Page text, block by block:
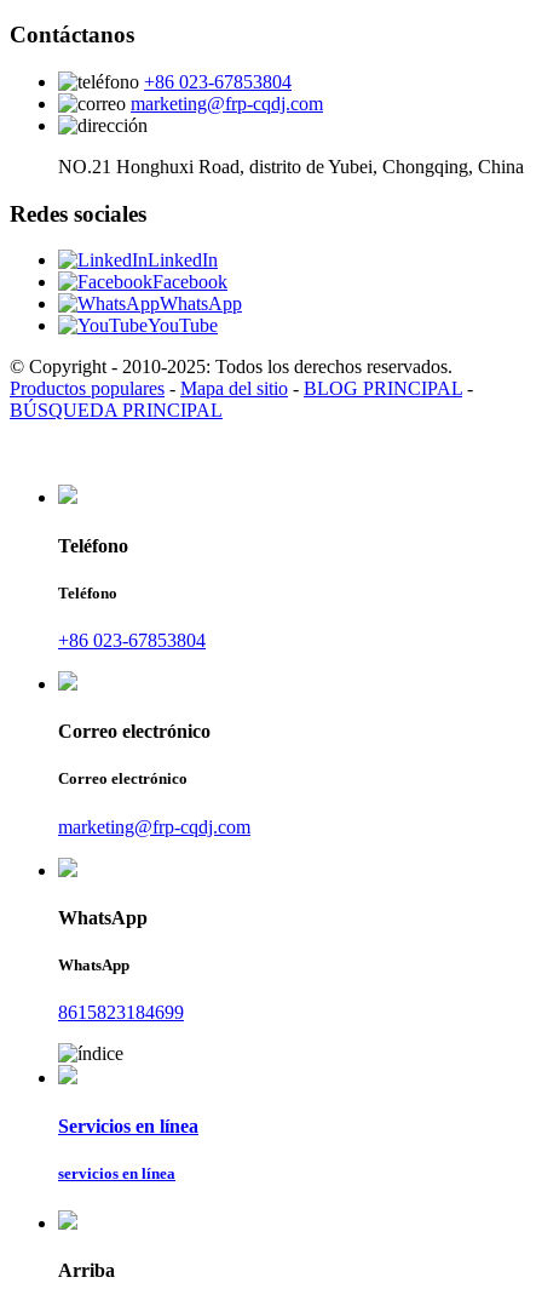
Contáctanos
+86 023-67853804
marketing@frp-cqdj.com
NO.21 Honghuxi Road, distrito de Yubei, Chongqing, China
Redes sociales
LinkedIn
Facebook
WhatsApp
YouTube
© Copyright - 2010-2025: Todos los derechos reservados.
Productos populares - Mapa del sitio - BLOG PRINCIPAL -
BÚSQUEDA PRINCIPAL
Teléfono
Teléfono
+86 023-67853804
Correo electrónico
Correo electrónico
marketing@frp-cqdj.com
WhatsApp
WhatsApp
8615823184699
Servicios en línea
servicios en línea
Arriba